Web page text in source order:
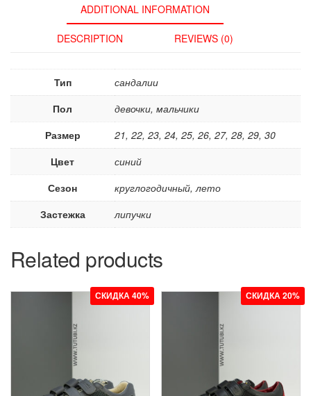
ADDITIONAL INFORMATION
DESCRIPTION REVIEWS (0)
Тип
сандалии
Пол
девочки, мальчики
Размер
21, 22, 23, 24, 25, 26, 27, 28, 29, 30
Цвет
синий
Сезон
круглогодичный, лето
Застежка
липучки
Related products
СКИДКА 40% СКИДКА 20%